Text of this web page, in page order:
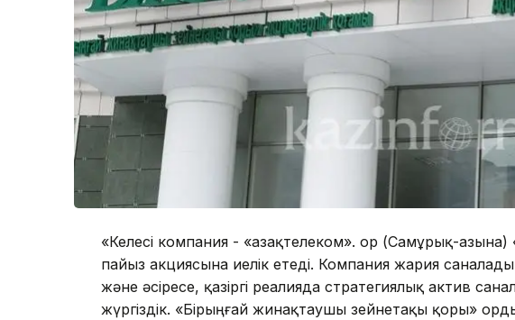
«Келесі компания - «Қазақтелеком». Қор (Самұрық-
пайыз акциясына иелік етеді. Компания жария
және әсіресе, қазіргі реалияда стратегиялық актив
жүргіздік. «Бірыңғай жинақтаушы зейнетақы қоры»